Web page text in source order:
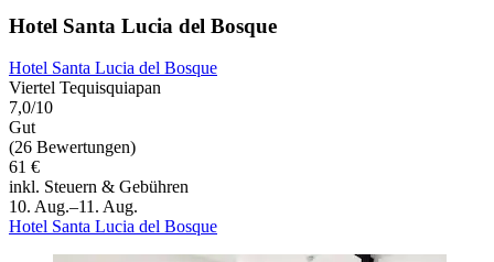
Hotel Santa Lucia del Bosque
Hotel Santa Lucia del Bosque
Viertel Tequisquiapan
7,0/10
Gut
(26 Bewertungen)
61 €
inkl. Steuern & Gebühren
10. Aug.–11. Aug.
Hotel Santa Lucia del Bosque